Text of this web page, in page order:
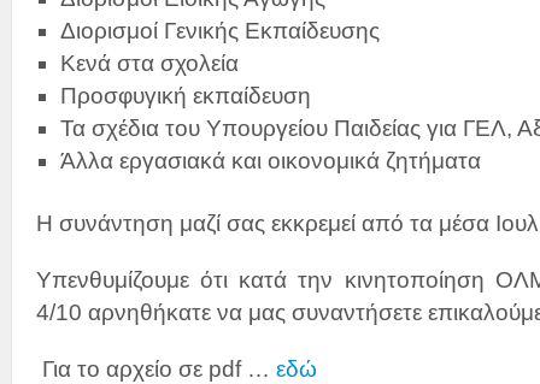
Διορισμοί Γενικής Εκπαίδευσης
Κενά στα σχολεία
Προσφυγική εκπαίδευση
Τα σχέδια του Υπουργείου Παιδείας για ΓΕΛ,
Άλλα εργασιακά και οικονομικά ζητήματα
Η συνάντηση μαζί σας εκκρεμεί από τα μέσα
Υπενθυμίζουμε ότι κατά την κινητοποίηση
4/10 αρνηθήκατε να μας συναντήσετε
Για το αρχείο σε pdf … εδώ